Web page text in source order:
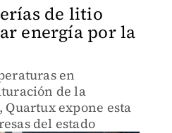
de litio
energía por la
en
de la
expone esta
del estado